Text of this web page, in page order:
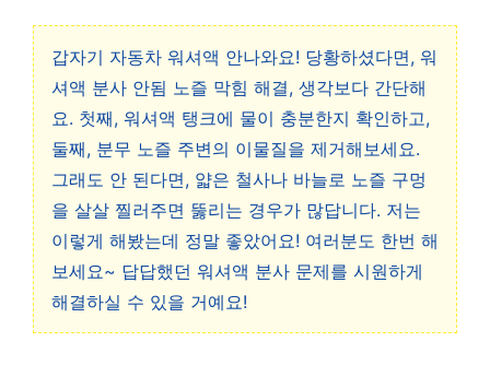
갑자기 자동차 워셔액 안나와요! 당황하셨다면, 워
셔액 분사 안됨 노즐 막힘 해결, 생각보다 간단해
요. 첫째, 워셔액 탱크에 물이 충분한지 확인하고,
둘째, 분무 노즐 주변의 이물질을 제거해보세요.
그래도 안 된다면, 얇은 철사나 바늘로 노즐 구멍
을 살살 찔러주면 뚫리는 경우가 많답니다. 저는
이렇게 해봤는데 정말 좋았어요! 여러분도 한번 해
보세요~ 답답했던 워셔액 분사 문제를 시원하게
해결하실 수 있을 거예요!